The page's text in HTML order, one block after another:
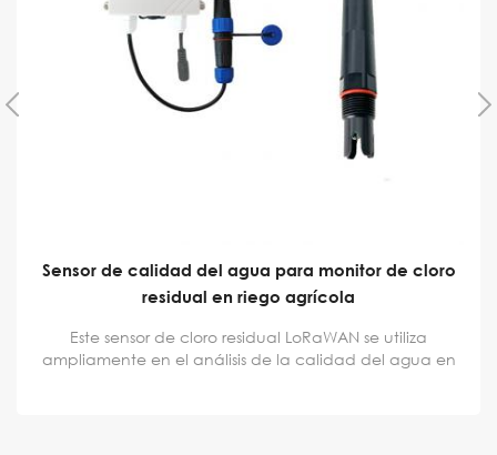
Sensor de pH industrial digital duradero para el
monitoreo de la calidad del agua
Sensor de pH de calidad del agua ZoneWu LoRaWAN
con rango de 0 a 14. Temperatura de funcionamiento: